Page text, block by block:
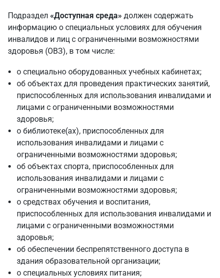
Подраздел «Доступная среда» должен содержать
информацию о специальных условиях для обучения
инвалидов и лиц с ограниченными возможностями
здоровья (ОВЗ), в том числе:
о специально оборудованных учебных кабинетах;
об объектах для проведения практических занятий,
приспособленных для использования инвалидами и
лицами с ограниченными возможностями
здоровья;
о библиотеке(ах), приспособленных для
использования инвалидами и лицами с
ограниченными возможностями здоровья;
об объектах спорта, приспособленных для
использования инвалидами и лицами с
ограниченными возможностями здоровья;
о средствах обучения и воспитания,
приспособленных для использования инвалидами и
лицами с ограниченными возможностями
здоровья;
об обеспечении беспрепятственного доступа в
здания образовательной организации;
о специальных условиях питания;